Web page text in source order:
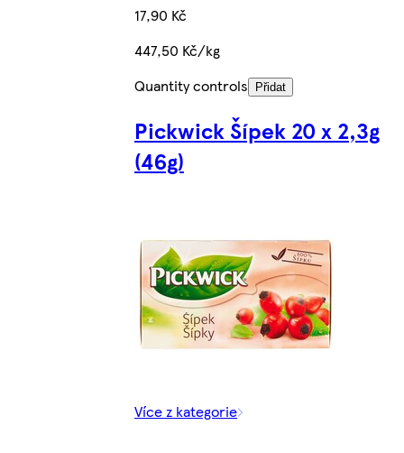
17,90 Kč
447,50 Kč/kg
Quantity controls
Přidat
Pickwick Šípek 20 x 2,3g
(46g)
Více z kategorie